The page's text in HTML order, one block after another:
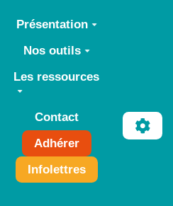
Présentation
Nos outils
Les ressources
Contact
Adhérer
Infolettres